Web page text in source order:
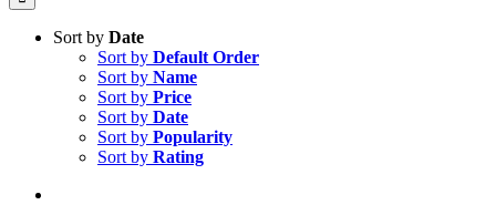
Sort by Date
Sort by Default Order
Sort by Name
Sort by Price
Sort by Date
Sort by Popularity
Sort by Rating